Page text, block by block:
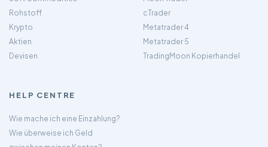
Rohstoff
Krypto
Aktien
Devisen
cTrader
Metatrader 4
Metatrader 5
TradingMoon Kopierhandel
HELP CENTRE
Wie mache ich eine Einzahlung?
Wie überweise ich Geld